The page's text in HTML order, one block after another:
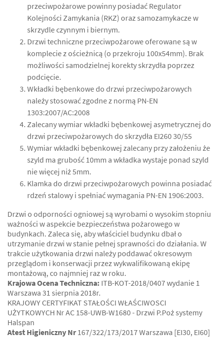
przeciwpożarowe powinny posiadać Regulator
Kolejności Zamykania (RKZ) oraz samozamykacze w
skrzydle czynnym i biernym.
Drzwi techniczne przeciwpożarowe oferowane są w
komplecie z ościeżnicą (o przekroju 100x54mm). Brak
możliwości samodzielnej korekty skrzydła poprzez
podcięcie.
Wkładki bębenkowe do drzwi przeciwpożarowych
należy stosować zgodne z normą PN-EN
1303:2007/AC:2008
Zalecany wymiar wkładki bębenkowej asymetrycznej do
drzwi przeciwpożarowych do skrzydła EI260 30/55
Wymiar wkładki bębenkowej zalecany przy założeniu że
szyld ma grubość 10mm a wkładka wystaje ponad szyld
nie więcej niż 5mm.
Klamka do drzwi przeciwpożarowych powinna posiadać
rdzeń stalowy i spełniać wymagania PN-EN 1906:2003.
Drzwi o odporności ogniowej są wyrobami o wysokim stopniu
ważności w aspekcie bezpieczeństwa pożarowego w
budynkach. Zaleca się, aby właściciel budynku dbał o
utrzymanie drzwi w stanie pełnej sprawności do działania. W
trakcie użytkowania drzwi należy poddawać okresowym
przeglądom i konserwacji przez wykwalifikowaną ekipę
montażową, co najmniej raz w roku.
Krajowa Ocena Techniczna: ITB-KOT-2018/0407 wydanie 1
Warszawa 31 sierpnia 2018r.
KRAJOWY CERTYFIKAT STAŁOŚCI WŁAŚCIWOSCI
UŻYTKOWYCH Nr AC 158-UWB-W1680 - Drzwi P.Poż systemy
Halspan
Atest Higieniczny Nr167/322/173/2017 Warszawa [EI30, EI60]